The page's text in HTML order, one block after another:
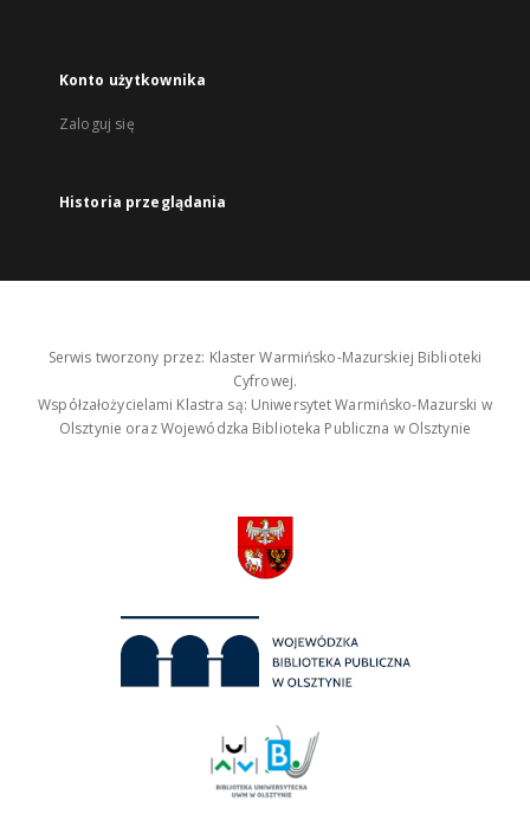
Konto użytkownika
Zaloguj się
Historia przeglądania
Serwis tworzony przez: Klaster Warmińsko-Mazurskiej Biblioteki
Cyfrowej.
Współzałożycielami Klastra są: Uniwersytet Warmińsko-Mazurski w
Olsztynie oraz Wojewódzka Biblioteka Publiczna w Olsztynie